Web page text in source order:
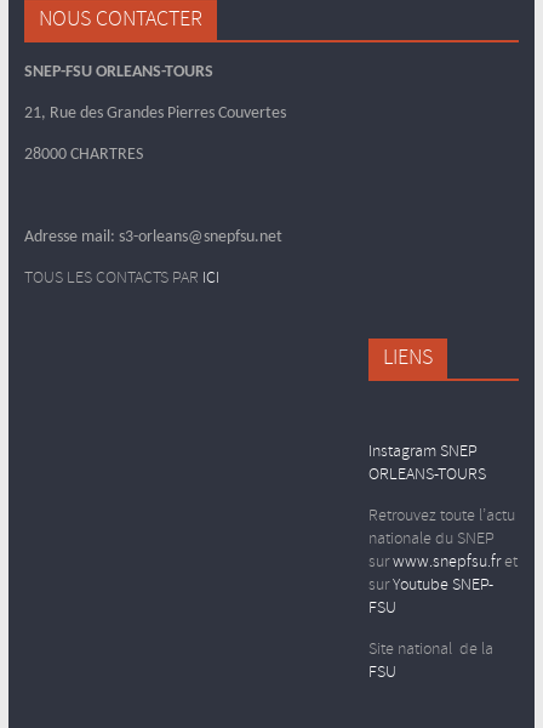
NOUS CONTACTER
SNEP-FSU ORLEANS-TOURS
21, Rue des Grandes Pierres Couvertes
28000 CHARTRES
Adresse mail: s3-orleans@snepfsu.net
TOUS LES CONTACTS PAR ICI
LIENS
Instagram SNEP
ORLEANS-TOURS
Retrouvez toute l’actu
nationale du SNEP
surwww.snepfsu.fret
surYoutube SNEP-
FSU
Site national de la
FSU